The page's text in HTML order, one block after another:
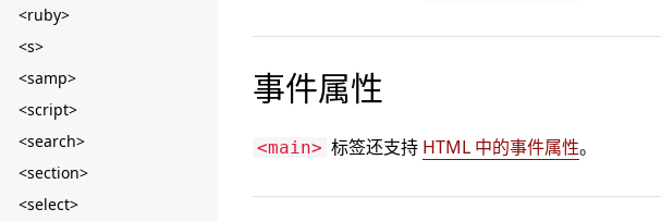
<ruby>
<s>
<samp>
<script>
<search>
<section>
<select>
事件属性
<main> 标签还支持 HTML 中的事件属性。